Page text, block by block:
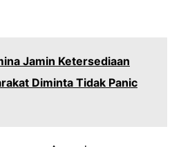
Jamin Ketersediaan
Diminta Tidak Panic